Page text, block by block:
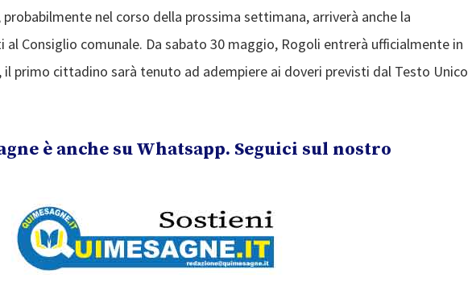
probabilmente nel corso della prossima settimana, arriverà anche la
Consiglio comunale. Da sabato 30 maggio, Rogoli entrerà ufficialmente in
il primo cittadino sarà tenuto ad adempiere ai doveri previsti dal Testo Unico
è anche su Whatsapp. Seguici sul nostro